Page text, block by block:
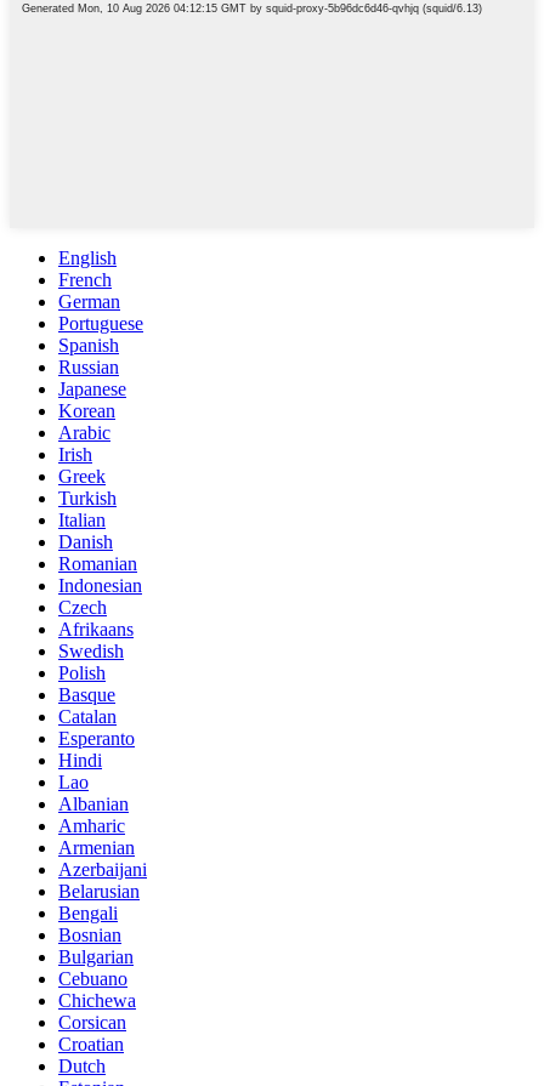
English
French
German
Portuguese
Spanish
Russian
Japanese
Korean
Arabic
Irish
Greek
Turkish
Italian
Danish
Romanian
Indonesian
Czech
Afrikaans
Swedish
Polish
Basque
Catalan
Esperanto
Hindi
Lao
Albanian
Amharic
Armenian
Azerbaijani
Belarusian
Bengali
Bosnian
Bulgarian
Cebuano
Chichewa
Corsican
Croatian
Dutch